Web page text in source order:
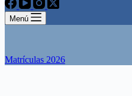
Menú
Matrículas 2026